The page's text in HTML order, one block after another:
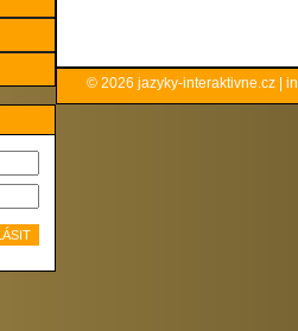
© 2026 jazyky-interaktivne.cz